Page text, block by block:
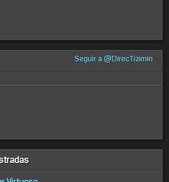
Seguir a @DirecTizimin